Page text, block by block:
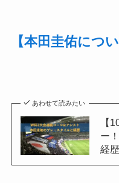
【本田圭佑につ
あわせて読みたい
【
ー
経歴